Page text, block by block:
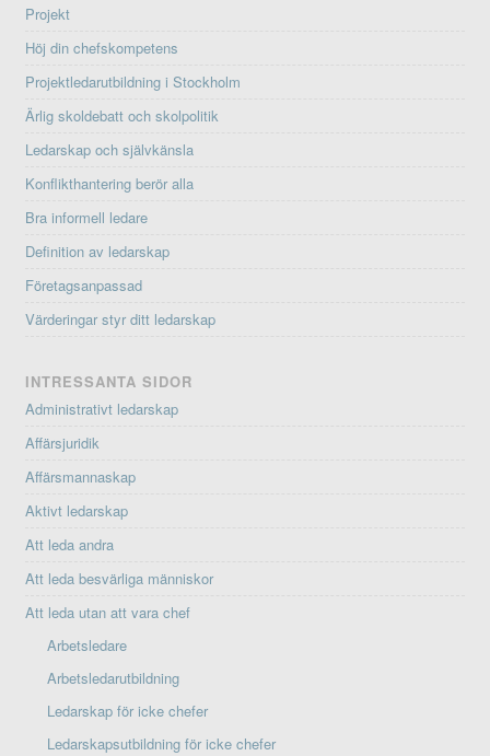
Projekt
Höj din chefskompetens
Projektledarutbildning i Stockholm
Ärlig skoldebatt och skolpolitik
Ledarskap och självkänsla
Konflikthantering berör alla
Bra informell ledare
Definition av ledarskap
Företagsanpassad
Värderingar styr ditt ledarskap
INTRESSANTA SIDOR
Administrativt ledarskap
Affärsjuridik
Affärsmannaskap
Aktivt ledarskap
Att leda andra
Att leda besvärliga människor
Att leda utan att vara chef
Arbetsledare
Arbetsledarutbildning
Ledarskap för icke chefer
Ledarskapsutbildning för icke chefer